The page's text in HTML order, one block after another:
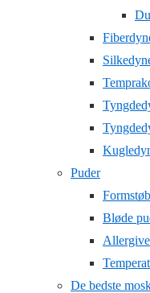
Puder
Bløde
De bedste